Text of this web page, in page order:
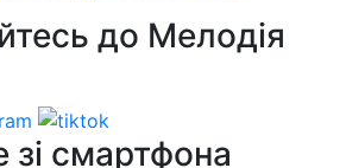
до Мелодія
зі смартфона